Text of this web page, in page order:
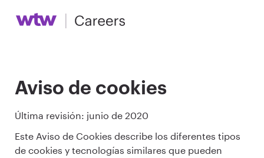
Aviso de cookies
Última revisión: junio de 2020
Este Aviso de Cookies describe los diferentes tipos
de cookies y tecnologías similares que pueden